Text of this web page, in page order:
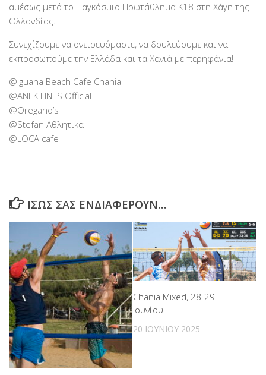
αμέσως μετά το Παγκόσμιο Πρωτάθλημα Κ18 στη Χάγη της
Ολλανδίας.
Συνεχίζουμε να ονειρευόμαστε, να δουλεύουμε και να
εκπροσωπούμε την Ελλάδα και τα Χανιά με περηφάνια!
@Iguana Beach Cafe Chania
@ANEK LINES Οfficial
@Oregano’s
@Stefan Αθλητικα
@LOCA cafe
ΊΣΩΣ ΣΑΣ ΕΝΔΙΑΦΈΡΟΥΝ…
Chania Mixed, 28-29
Ιουνίου
20 ΙΟΥΝΊΟΥ 2025